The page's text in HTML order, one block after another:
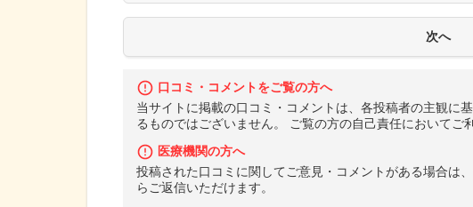
口コミ・コメントをご覧の方へ
当サイトに掲載の口コミ・コメントは、各投稿者の主観に
るものではございません。 ご覧の方の自己責任においてご
医療機関の方へ
投稿された口コミに関してご意見・コメントがある場合は
らご返信いただけます。